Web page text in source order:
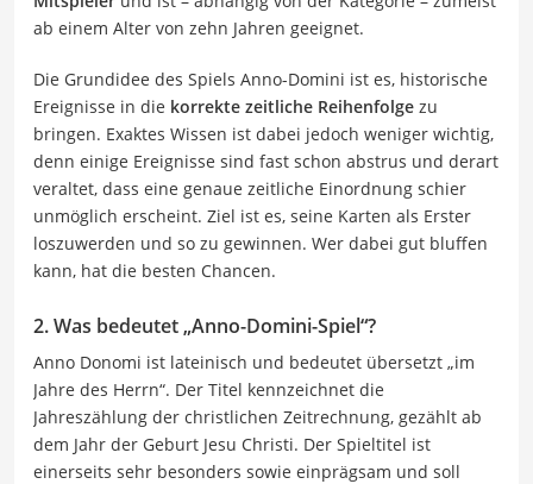
ab einem Alter von zehn Jahren geeignet.
Die Grundidee des Spiels Anno-Domini ist es, historische
Ereignisse in die korrekte zeitliche Reihenfolge zu
bringen. Exaktes Wissen ist dabei jedoch weniger wichtig,
denn einige Ereignisse sind fast schon abstrus und derart
veraltet, dass eine genaue zeitliche Einordnung schier
unmöglich erscheint. Ziel ist es, seine Karten als Erster
loszuwerden und so zu gewinnen. Wer dabei gut bluffen
kann, hat die besten Chancen.
2. Was bedeutet „Anno-Domini-Spiel“?
Anno Donomi ist lateinisch und bedeutet übersetzt „im
Jahre des Herrn“. Der Titel kennzeichnet die
Jahreszählung der christlichen Zeitrechnung, gezählt ab
dem Jahr der Geburt Jesu Christi. Der Spieltitel ist
einerseits sehr besonders sowie einprägsam und soll